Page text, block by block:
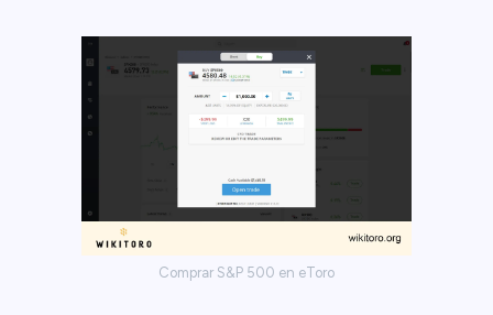
Comprar S&P 500 en eToro